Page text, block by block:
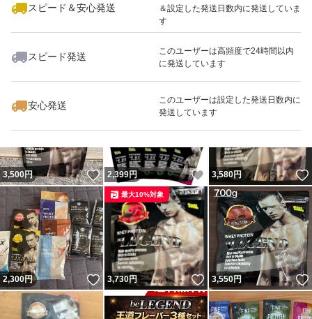
スピード＆安心発送
＆設定した発送日数内に発送していま
す
スピード発送
このユーザーは高頻度で24時間以内
に発送しています
安心発送
このユーザーは設定した発送日数内に
発送しています
いいね！
1,290
3,500円 いいね！
2,399円 いいね！
3,580円
2,300円 いいね！
3,730円 いいね！
最大10%対象
3,550円